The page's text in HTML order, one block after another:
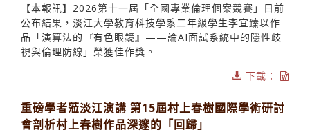
【本報訊】2026第十一屆「全國專業倫理個案競賽」日前
公布結果，淡江大學教育科技學系二年級學生李宜臻以作
品「演算法的『有色眼鏡』——論AI面試系統中的隱性歧
視與倫理防線」榮獲佳作獎。
下載：
重磅學者蒞淡江演講 第15屆村上春樹國際學術研討
會剖析村上春樹作品深邃的「回歸」